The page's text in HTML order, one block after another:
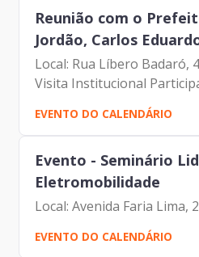
Reunião com o
Jordão, Carlos
Local: Rua Líbero Badaró,
Visita Institucional Participantes: - Francisco
Forbes – Presidente |
Eduardo Pereira da Silva -
EVENTO DO CALENDÁRIO
Evento - Seminário
Eletromobilidade
Local: Avenida Faria Lima,
EVENTO DO CALENDÁRIO